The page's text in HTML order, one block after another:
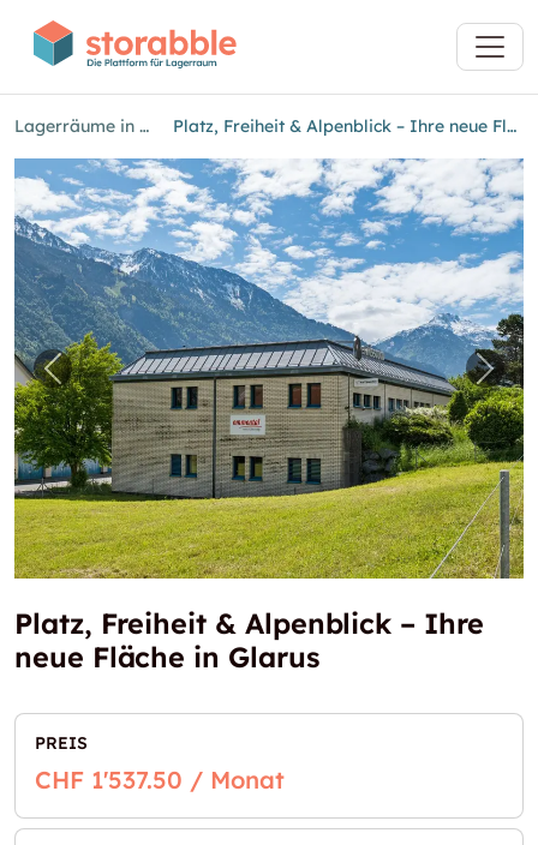
Lagerräume in Glarus Platz, Freiheit & Alpenblick – Ihre neue Fläche in Glarus
Vorheriges Bild für "Platz, Freiheit &
Platz, Freiheit & Alpenblick – Ihre
neue Fläche in Glarus
PREIS
CHF 1'537.50 / Monat